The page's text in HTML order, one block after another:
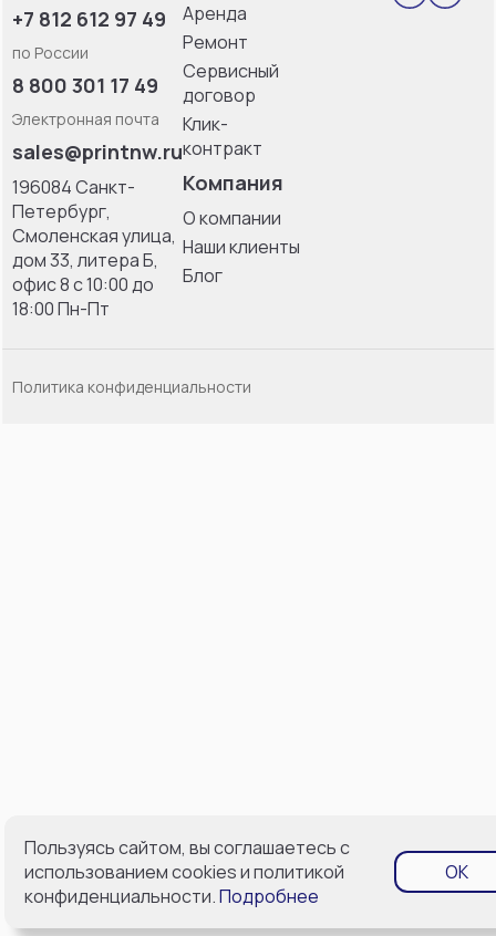
+7 812 612 97 49
по России
8 800 301 17 49
Электронная почта
sales@printnw.ru
196084 Санкт-
Петербург,
Смоленская улица,
дом 33, литерa Б,
офис 8 с 10:00 до
18:00 Пн-Пт
Аренда
Ремонт
Сервисный
договор
Клик-
контракт
Компания
О компании
Наши клиенты
Блог
Политика конфиденциальности
Пользуясь сайтом, вы соглашаетесь с
использованием cookies и политикой
конфиденциальности.Подробнее
OK